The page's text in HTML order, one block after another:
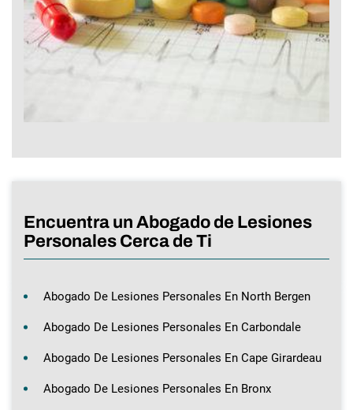
Encuentra un Abogado de Lesiones
Personales Cerca de Ti
Abogado De Lesiones Personales En North Bergen
Abogado De Lesiones Personales En Carbondale
Abogado De Lesiones Personales En Cape Girardeau
Abogado De Lesiones Personales En Bronx